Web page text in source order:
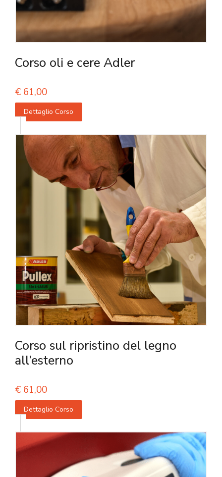
Corso oli e cere Adler
€ 61,00
Dettaglio Corso
Corso sul ripristino del legno
all’esterno
€ 61,00
Dettaglio Corso